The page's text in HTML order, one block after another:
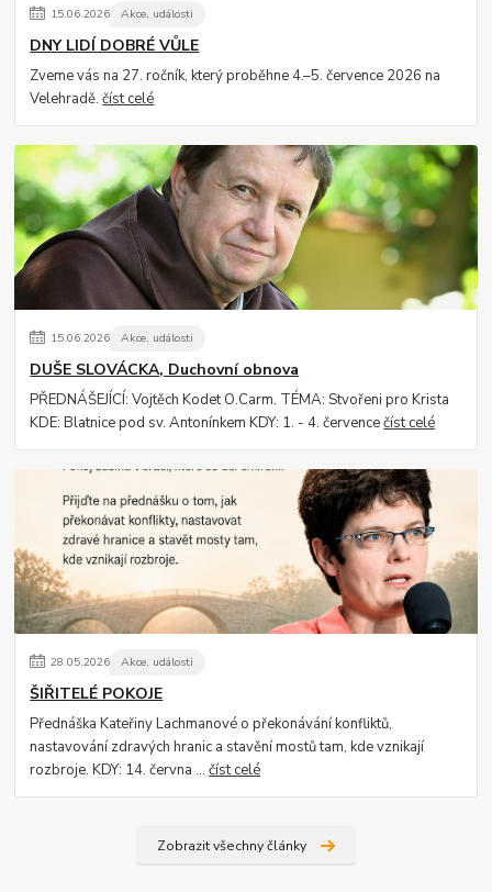
15.06.2026 Akce, události
DNY LIDÍ DOBRÉ VŮLE
Zveme vás na 27. ročník, který proběhne 4.–5. července 2026 na
Velehradě.číst celé
15.06.2026 Akce, události
DUŠE SLOVÁCKA, Duchovní obnova
PŘEDNÁŠEJÍCÍ: Vojtěch Kodet O.Carm. TÉMA: Stvořeni pro Krista
KDE: Blatnice pod sv. Antonínkem KDY: 1. - 4. červencečíst celé
28.05.2026 Akce, události
ŠIŘITELÉ POKOJE
Přednáška Kateřiny Lachmanové o překonávání konfliktů,
nastavování zdravých hranic a stavění mostů tam, kde vznikají
rozbroje. KDY: 14. června ...číst celé
Zobrazit všechny články